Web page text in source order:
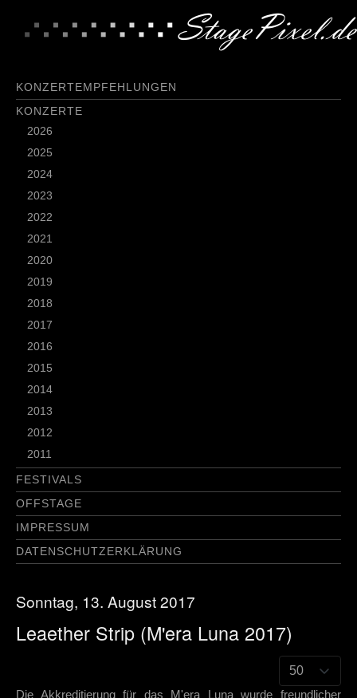
KONZERTEMPFEHLUNGEN
KONZERTE
2026
2025
2024
2023
2022
2021
2020
2019
2018
2017
2016
2015
2014
2013
2012
2011
FESTIVALS
OFFSTAGE
IMPRESSUM
DATENSCHUTZERKLÄRUNG
Sonntag, 13. August 2017
Leaether Strip (M'era Luna 2017)
Die Akkreditierung für das M'era Luna wurde freundlicher